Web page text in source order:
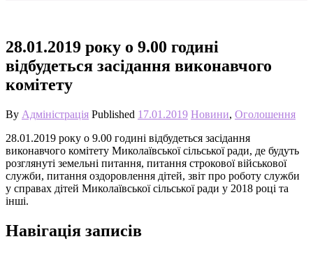
28.01.2019 року о 9.00 годині
відбудеться засідання виконавчого
комітету
By Адміністрація Published 17.01.2019 Новини, Оголошення
28.01.2019 року о 9.00 годині відбудеться засідання
виконавчого комітету Миколаївської сільської ради, де будуть
розглянуті земельні питання, питання строкової військової
служби, питання оздоровлення дітей, звіт про роботу служби
у справах дітей Миколаївської сільської ради у 2018 році та
інші.
Навігація записів